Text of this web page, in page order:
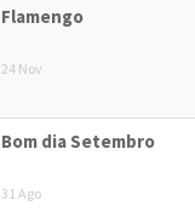
Flamengo
24 Nov
Bom dia Setembro
31 Ago